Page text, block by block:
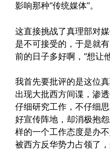
影响那种“传统媒体”。
这直接挑战了真理部对
是不可接受的，于是就
前的日子多好啊，“想让
我首先要批评的是这位
出现大批西方间谍，渗
仔细研究工作，不仔细
好宣传阵地，却消极抱
样的一个工作态度是办
被西方反华势力占领了